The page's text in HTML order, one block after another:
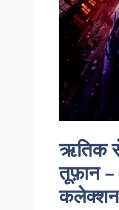
ऋतिक
तूफ़ान –